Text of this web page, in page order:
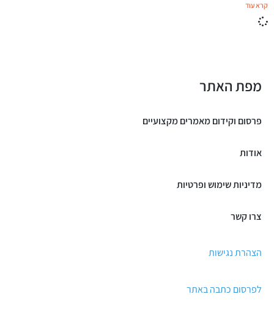
קרא עוד
מפת האתר
פרסום וקידום מאמרים מקצועיים
אודות
מדיניות שימוש ופרטיות
צרו קשר
הצהרת נגישות
לפרסום כתבה באתר